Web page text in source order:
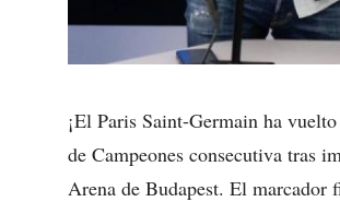
¡El Paris Saint-Germain ha
de Campeones consecutiva tras
Arena de Budapest. El marcador